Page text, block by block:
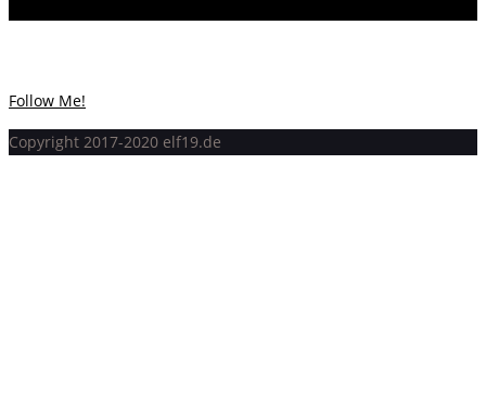
Follow Me!
Copyright 2017-2020 elf19.de